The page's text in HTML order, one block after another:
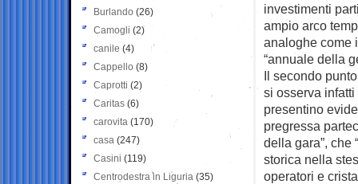
investimenti
ampio arco
analoghe come
“annuale della
Il secondo
si osserva
presentino
pregressa
della gara”, che
storica nella
operatori e
Burlando (26)
Camogli (2)
canile (4)
Cappello (8)
Caprotti (2)
Caritas (6)
carovita (170)
casa (247)
Casini (119)
Centrodestra in Liguria (35)